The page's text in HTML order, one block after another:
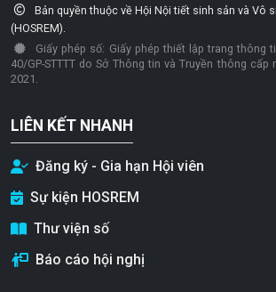
Bản quyền thuộc về Hội Nội tiết sinh sản và Vô
(HOSREM).
Giấy phép số: Giấy phép thiết lập trang thông
40/GP-STTTT do Sở Thông tin và Truyền thông cấp
2021.
LIÊN KẾT NHANH
Đăng ký - Gia hạn Hội viên
Sự kiện HOSREM
Thư viện số
Báo cáo hội nghị